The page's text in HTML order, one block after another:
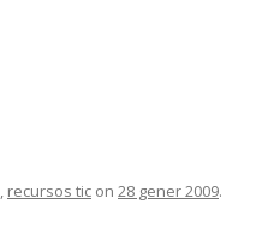
, recursos tic on 28 gener 2009.